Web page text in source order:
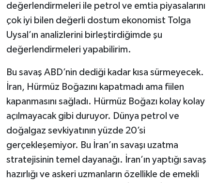
değerlendirmeleri ile petrol ve emtia piyasalarını
çok iyi bilen değerli dostum ekonomist Tolga
Uysal’ın analizlerini birleştirdiğimde şu
değerlendirmeleri yapabilirim.
Bu savaş ABD’nin dediği kadar kısa sürmeyecek.
İran, Hürmüz Boğazını kapatmadı ama fiilen
kapanmasını sağladı. Hürmüz Boğazı kolay kolay
açılmayacak gibi duruyor. Dünya petrol ve
doğalgaz sevkiyatının yüzde 20’si
gerçekleşemiyor. Bu İran’ın savaşı uzatma
stratejisinin temel dayanağı. İran’ın yaptığı savaş
hazırlığı ve askeri uzmanların özellikle de emekli